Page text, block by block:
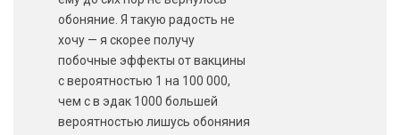
обоняние. Я такую радость не
хочу — я скорее получу
побочные эффекты от вакцины
с вероятностью 1 на 100 000,
чем с в эдак 1000 большей
вероятностью лишусь обоняния